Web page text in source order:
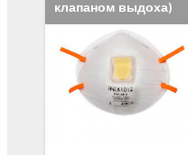
клапаном выдоха)